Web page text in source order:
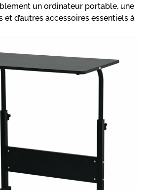
un ordinateur portable, une
d’autres accessoires essentiels à